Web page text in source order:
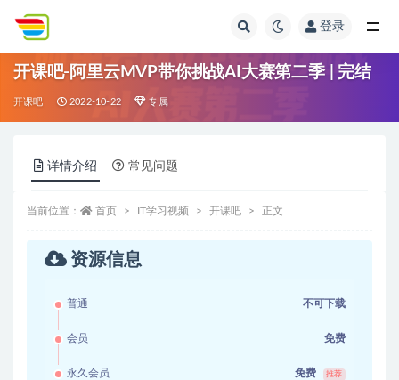
登录
开课吧-阿里云MVP带你挑战AI大赛第二季 | 完结
开课吧 2022-10-22 专属
详情介绍 常见问题
当前位置： 首页 IT学习视频 开课吧 正文
资源信息
普通 不可下载
会员 免费
永久会员 免费 推荐